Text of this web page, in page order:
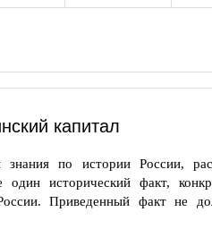
капитал
знания по истории России,
один исторический факт,
Приведенный факт не